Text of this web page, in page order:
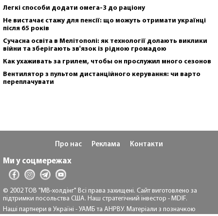
Легкі способи додати омега-3 до раціону
Не вистачає стажу для пенсії: що можуть отримати українці
після 65 років
Сучасна освіта в Мелітополі: як технології долають виклики
війни та зберігають зв'язок із рідною громадою
Как ухаживать за грилем, чтобы он прослужил много сезонов
Вентилятор з пультом дистанційного керування: чи варто
переплачувати
Про нас Реклама Контакти
Ми у соцмережах
© 2002 ТОВ "МВ-холдінг" Всі права захищені. Сайт виготовлено за
підтримки посольства США. Наш стратегічний інвестор - MDIF.
Наші партнери в Україні - УАМБ та АНРВУ. Матеріали з позначкою